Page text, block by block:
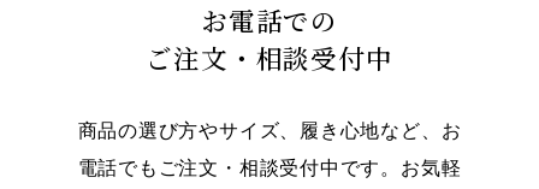
お電話での
ご注文・相談受付中
商品の選び方やサイズ、履き心地など、お
電話でもご注文・相談受付中です。お気軽